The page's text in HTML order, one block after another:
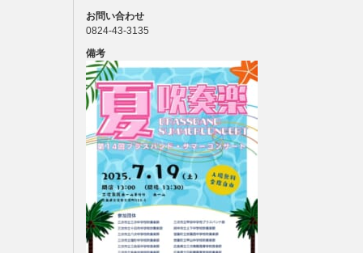
お問い合わせ
0824-43-3135
備考